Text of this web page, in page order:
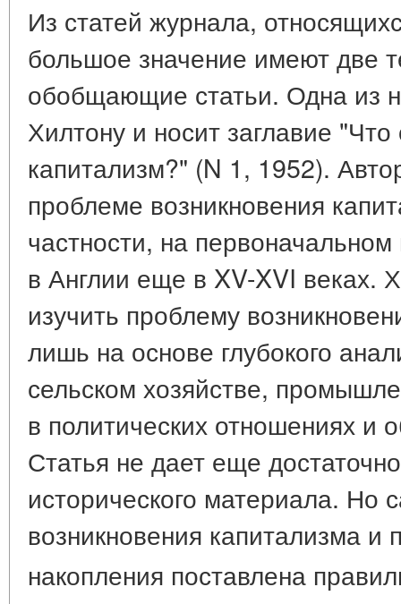
Из статей журнала,
большое значение имеют две
обобщающие статьи. Одна из
Хилтону и носит заглавие
капитализм?" (N 1, 1952).
проблеме возникновения
частности, на
в Англии еще в XV-XVI веках.
изучить проблему
лишь на основе глубокого
сельском хозяйстве,
в политических отношениях и
Статья не дает еще
исторического материала. Но
возникновения капитализма и
накопления поставлена